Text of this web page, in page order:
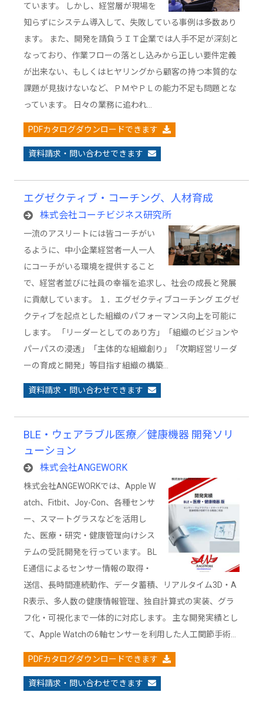
ています。 しかし、経営層が現場を
知らずにシステム導入して、失敗している事例は多数あり
ます。 また、開発を請負うＩＴ企業では人手不足が深刻と
なっており、作業フローの落とし込みから正しい要件定義
が出来ない、もしくはヒヤリングから顧客の持つ本質的な
課題が見抜けないなど、ＰＭやＰＬの能力不足も問題とな
っています。 日々の業務に追われ…
PDFカタログダウンロードできます
資料請求・問い合わせできます
エグゼクティブ・コーチング、人材育成
株式会社コーチビジネス研究所
一流のアスリートには皆コーチがい
るように、中小企業経営者一人一人
にコーチがいる環境を提供すること
で、経営者並びに社員の幸福を追求し、社会の成長と発展
に貢献しています。 １．エグゼクティブコーチング エグゼ
クティブを起点とした組織のパフォーマンス向上を可能に
します。 「リーダーとしてのあり方」「組織のビジョンや
パーパスの浸透」「主体的な組織創り」「次期経営リーダ
ーの育成と開発」等目指す組織の構築…
資料請求・問い合わせできます
BLE・ウェアラブル医療／健康機器 開発ソリ
ューション
株式会社ANGEWORK
株式会社ANGEWORKでは、Apple W
atch、Fitbit、Joy-Con、各種センサ
ー、スマートグラスなどを活用し
た、医療・研究・健康管理向けシス
テムの受託開発を行っています。 BL
E通信によるセンサー情報の取得・
送信、長時間連続動作、データ蓄積、リアルタイム3D・A
R表示、多人数の健康情報管理、独自計算式の実装、グラ
フ化・可視化まで一体的に対応します。 主な開発実績とし
て、Apple Watchの6軸センサーを利用した人工関節手術…
PDFカタログダウンロードできます
資料請求・問い合わせできます